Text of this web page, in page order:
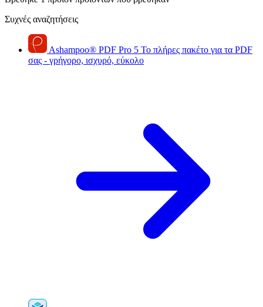
Συχνές αναζητήσεις
Ashampoo® PDF Pro 5 Το πλήρες πακέτο για τα PDF
σας - γρήγορο, ισχυρό, εύκολο